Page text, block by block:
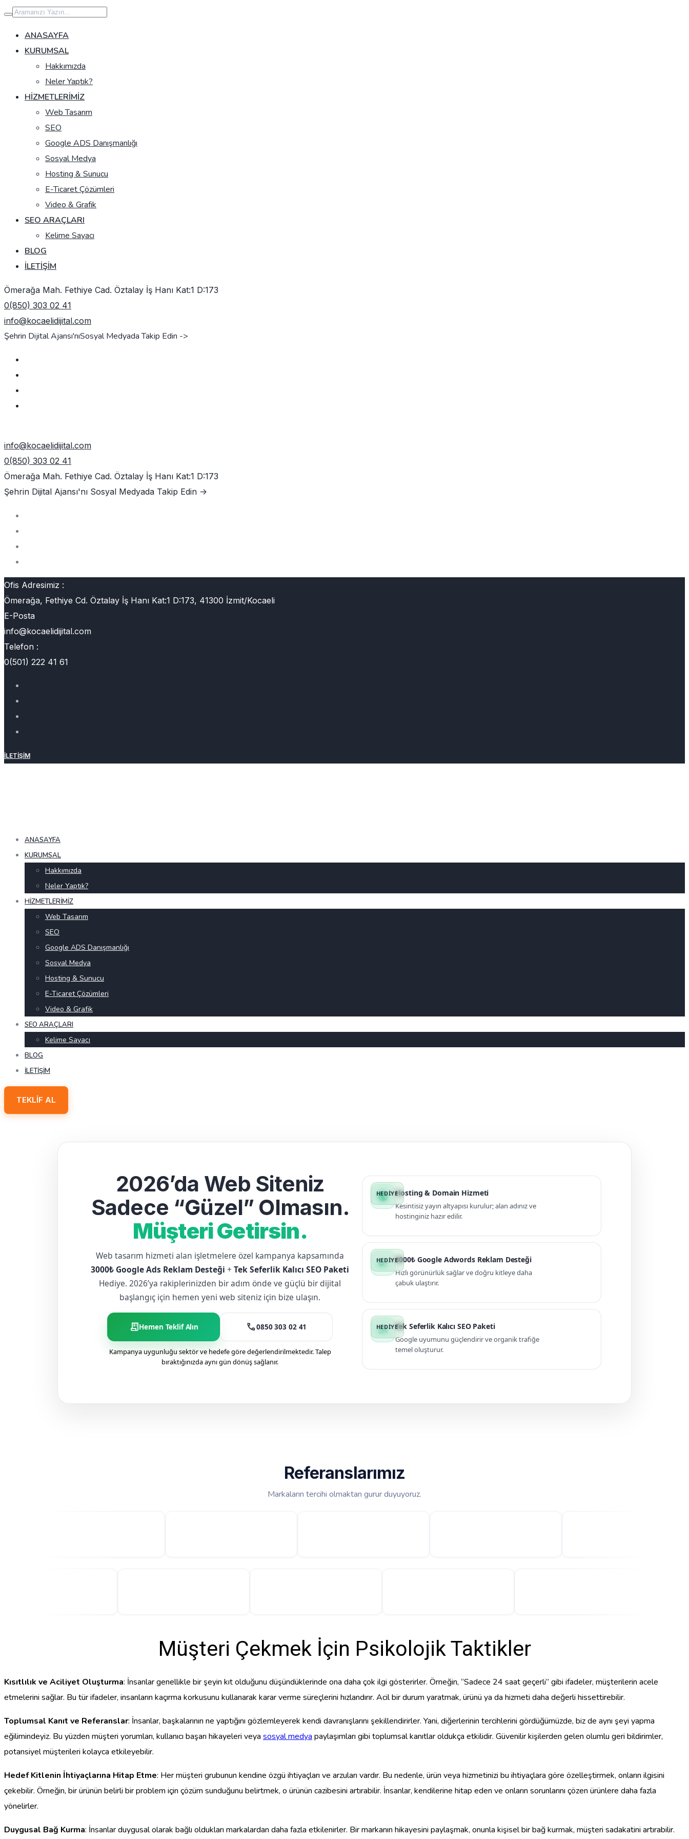
İçeriğe
geç
ANASAYFA
KURUMSAL
Hakkımızda
Neler Yaptık?
HIZMETLERIMIZ
Web Tasarım
SEO
Google ADS Danışmanlığı
Sosyal Medya
Hosting & Sunucu
E-Ticaret Çözümleri
Video & Grafik
SEO ARAÇLARI
Kelime Sayacı
BLOG
İLETIŞIM
Ömerağa Mah. Fethiye Cad. Öztalay İş Hanı Kat:1 D:173
0(850) 303 02 41
info@kocaelidijital.com
Şehrin Dijital Ajansı'nıSosyal Medyada Takip Edin ->
info@kocaelidijital.com
0(850) 303 02 41
Ömerağa Mah. Fethiye Cad. Öztalay İş Hanı Kat:1 D:173
Şehrin Dijital Ajansı'nı Sosyal Medyada Takip Edin ->
Ofis Adresimiz :
Ömerağa, Fethiye Cd. Öztalay İş Hanı Kat:1 D:173, 41300 İzmit/Kocaeli
E-Posta
info@kocaelidijital.com
Telefon :
0(501) 222 41 61
İLETIŞIM
ANASAYFA
KURUMSAL
Hakkımızda
Neler Yaptık?
HIZMETLERIMIZ
Web Tasarım
SEO
Google ADS Danışmanlığı
Sosyal Medya
Hosting & Sunucu
E-Ticaret Çözümleri
Video & Grafik
SEO ARAÇLARI
Kelime Sayacı
BLOG
İLETIŞIM
TEKLIF AL
2026’da Web Siteniz
Sadece “Güzel” Olmasın.
Müşteri Getirsin.
Web tasarım hizmeti alan işletmelere özel kampanya kapsamında
3000₺ Google Ads Reklam Desteği +Tek Seferlik Kalıcı SEO Paketi
Hediye. 2026’ya rakiplerinizden bir adım önde ve güçlü bir dijital
başlangıç için hemen yeni web siteniz için bize ulaşın.
receipt_longHemen Teklif Alın call0850 303 02 41
Kampanya uygunluğu sektör ve hedefe göre değerlendirilmektedir. Talep
bıraktığınızda aynı gün dönüş sağlanır.
public Hosting & Domain Hizmeti
Kesintisiz yayın altyapısı kurulur; alan adınız ve
hostinginiz hazır edilir.
campaign 3000₺ Google Adwords Reklam Desteği
Hızlı görünürlük sağlar ve doğru kitleye daha
çabuk ulaştırır.
manage_search Tek Seferlik Kalıcı SEO Paketi
Google uyumunu güçlendirir ve organik trafiğe
temel oluşturur.
Referanslarımız
Markaların tercihi olmaktan gurur duyuyoruz.
Müşteri Çekmek İçin Psikolojik Taktikler
Kısıtlılık ve Aciliyet Oluşturma: İnsanlar genellikle bir şeyin kıt olduğunu düşündüklerinde ona daha çok ilgi gösterirler. Örneğin, “Sadece 24 saat geçerli” gibi ifadeler, müşterilerin acele
etmelerini sağlar. Bu tür ifadeler, insanların kaçırma korkusunu kullanarak karar verme süreçlerini hızlandırır. Acil bir durum yaratmak, ürünü ya da hizmeti daha değerli hissettirebilir.
Toplumsal Kanıt ve Referanslar: İnsanlar, başkalarının ne yaptığını gözlemleyerek kendi davranışlarını şekillendirirler. Yani, diğerlerinin tercihlerini gördüğümüzde, biz de aynı şeyi yapma
eğilimindeyiz. Bu yüzden müşteri yorumları, kullanıcı başarı hikayeleri veya sosyal medya paylaşımları gibi toplumsal kanıtlar oldukça etkilidir. Güvenilir kişilerden gelen olumlu geri bildirimler,
potansiyel müşterileri kolayca etkileyebilir.
Hedef Kitlenin İhtiyaçlarına Hitap Etme: Her müşteri grubunun kendine özgü ihtiyaçları ve arzuları vardır. Bu nedenle, ürün veya hizmetinizi bu ihtiyaçlara göre özelleştirmek, onların ilgisini
çekebilir. Örneğin, bir ürünün belirli bir problem için çözüm sunduğunu belirtmek, o ürünün cazibesini artırabilir. İnsanlar, kendilerine hitap eden ve onların sorunlarını çözen ürünlere daha fazla
yönelirler.
Duygusal Bağ Kurma: İnsanlar duygusal olarak bağlı oldukları markalardan daha fazla etkilenirler. Bir markanın hikayesini paylaşmak, onunla kişisel bir bağ kurmak, müşteri sadakatini artırabilir.